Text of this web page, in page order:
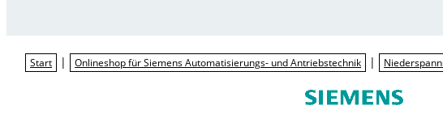
Start | Onlineshop für Siemens Automatisierungs- und Antriebstechnik |